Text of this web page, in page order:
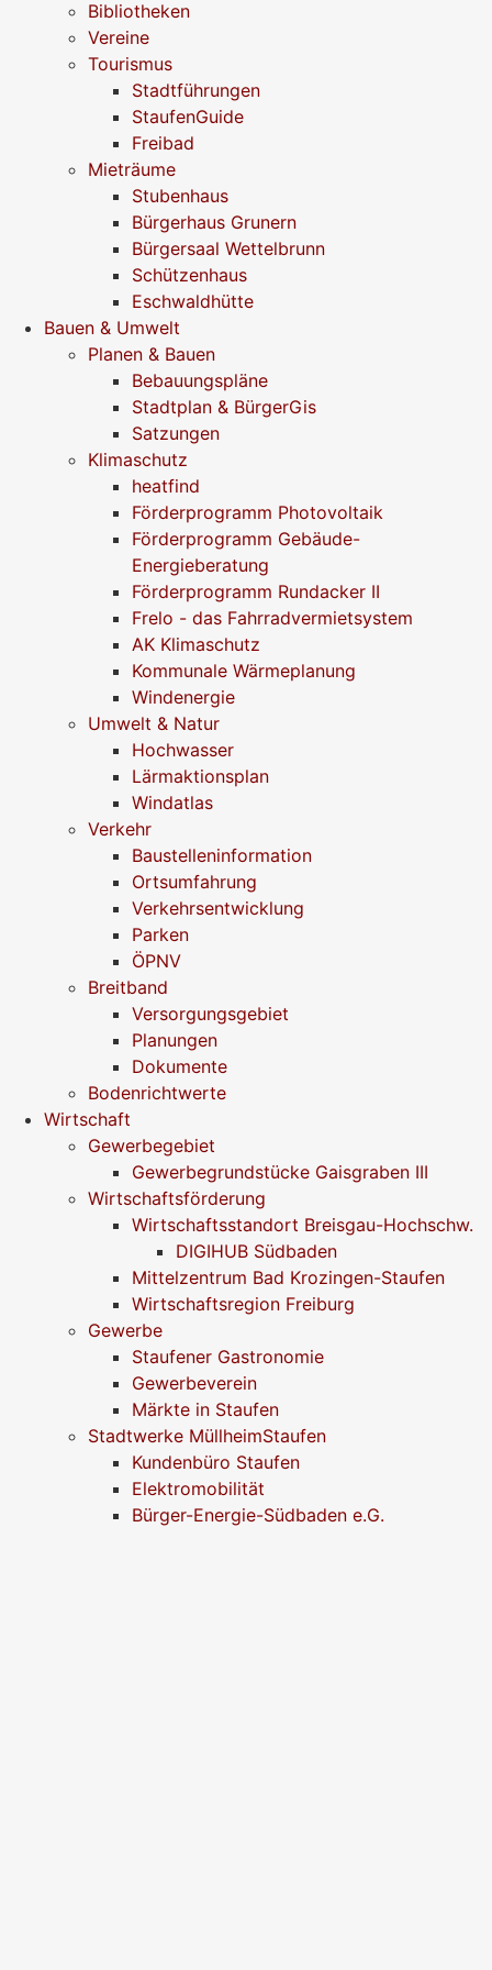
Bibliotheken
Vereine
Tourismus
Stadtführungen
StaufenGuide
Freibad
Mieträume
Stubenhaus
Bürgerhaus Grunern
Bürgersaal Wettelbrunn
Schützenhaus
Eschwaldhütte
Bauen & Umwelt
Planen & Bauen
Bebauungspläne
Stadtplan & BürgerGis
Satzungen
Klimaschutz
heatfind
Förderprogramm Photovoltaik
Förderprogramm Gebäude-
Energieberatung
Förderprogramm Rundacker II
Frelo - das Fahrradvermietsystem
AK Klimaschutz
Kommunale Wärmeplanung
Windenergie
Umwelt & Natur
Hochwasser
Lärmaktionsplan
Windatlas
Verkehr
Baustelleninformation
Ortsumfahrung
Verkehrsentwicklung
Parken
ÖPNV
Breitband
Versorgungsgebiet
Planungen
Dokumente
Bodenrichtwerte
Wirtschaft
Gewerbegebiet
Gewerbegrundstücke Gaisgraben III
Wirtschaftsförderung
Wirtschaftsstandort Breisgau-Hochschw.
DIGIHUB Südbaden
Mittelzentrum Bad Krozingen-Staufen
Wirtschaftsregion Freiburg
Gewerbe
Staufener Gastronomie
Gewerbeverein
Märkte in Staufen
Stadtwerke MüllheimStaufen
Kundenbüro Staufen
Elektromobilität
Bürger-Energie-Südbaden e.G.